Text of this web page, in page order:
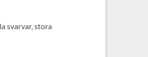
svarvar, stora